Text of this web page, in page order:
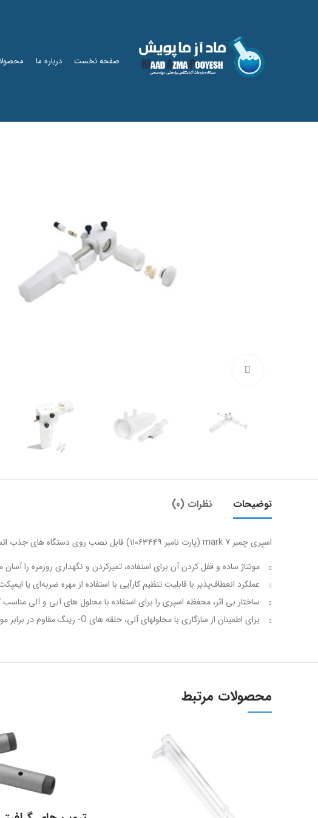
صفحه نخست درباره ما
توضیحات نظرات (0)
اسپری چمبر mark 7 (پارت نامبر ۱۱۰۶۳۴۴۹) قابل نصب روی دستگاه های جذب اتمی واریان (Varian) و آجیلنت (Agilent) است.
مونتاژ ساده و قفل کردن آن برای استفاده، تمیزکردن و نگهداری روزمره را
عملکرد انعطاف‌پذیر با قابلیت تنظیم کارآیی با استفاده از مهره ضربه‌ای یا
ساختار بی اثر، محفظه اسپری را برای استفاده با محلول های آبی و آلی
برای اطمینان از سازگاری با محلولهای آلی، حلقه های O- رینگ مقاوم در برابر مواد آلی وجود دارد.
محصولات مرتبط